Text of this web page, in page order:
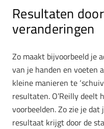
Resultaten
veranderingen
Zo maakt bijvoorbeeld je
van je handen en voeten
kleine manieren te
resultaten. O’Reilly deelt
voorbeelden. Zo zie je
resultaat krijgt door de